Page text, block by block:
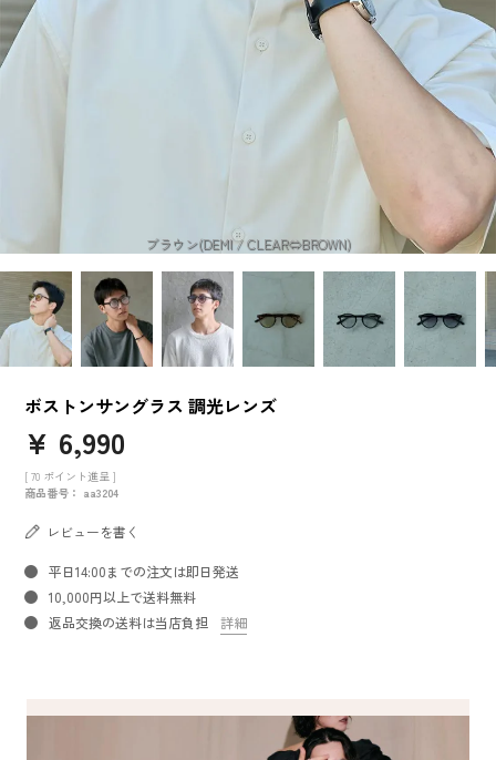
ブラウン(DEMI / CLEAR⇔BROWN)
ボストンサングラス 調光レンズ
¥ 6,990
[ 70 ポイント進呈 ]
商品番号
aa3204
レビューを書く
平日14:00までの注文は即日発送
10,000円以上で送料無料
返品交換の送料は当店負担
詳細